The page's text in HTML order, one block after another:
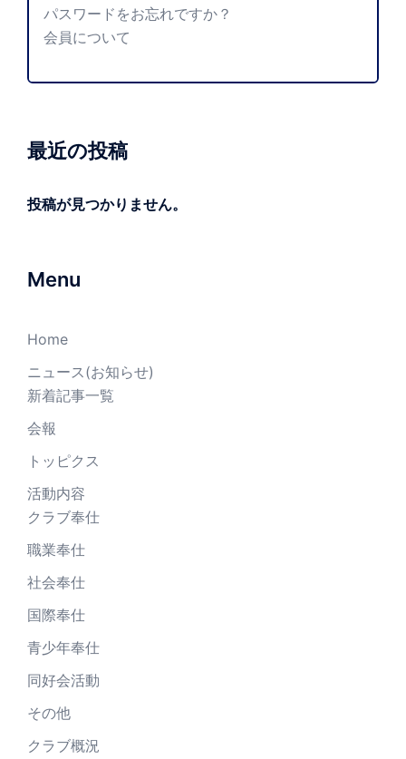
パスワードをお忘れですか？
会員について
最近の投稿
投稿が見つかりません。
Menu
Home
ニュース(お知らせ)
新着記事一覧
会報
トッピクス
活動内容
クラブ奉仕
職業奉仕
社会奉仕
国際奉仕
青少年奉仕
同好会活動
その他
クラブ概況